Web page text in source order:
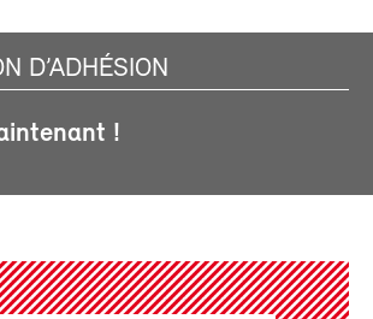
D’ADHÉSION
!